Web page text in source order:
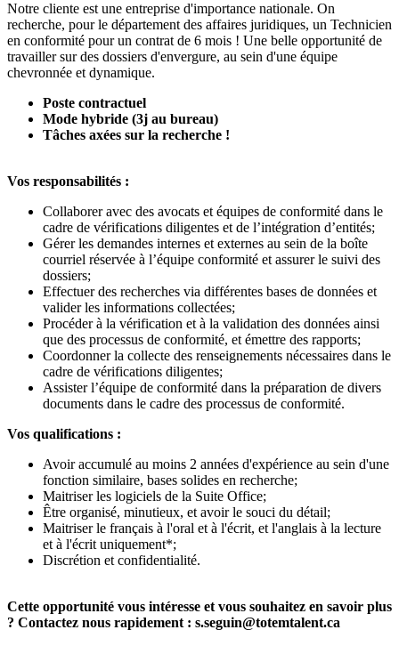
Notre cliente est une entreprise d'importance nationale. On
recherche, pour le département des affaires juridiques, un Technicien
en conformité pour un contrat de 6 mois ! Une belle opportunité de
travailler sur des dossiers d'envergure, au sein d'une équipe
chevronnée et dynamique.
Poste contractuel
Mode hybride (3j au bureau)
Tâches axées sur la recherche !
Vos responsabilités :
Collaborer avec des avocats et équipes de conformité dans le
cadre de vérifications diligentes et de l’intégration d’entités;
Gérer les demandes internes et externes au sein de la boîte
courriel réservée à l’équipe conformité et assurer le suivi des
dossiers;
Effectuer des recherches via différentes bases de données et
valider les informations collectées;
Procéder à la vérification et à la validation des données ainsi
que des processus de conformité, et émettre des rapports;
Coordonner la collecte des renseignements nécessaires dans le
cadre de vérifications diligentes;
Assister l’équipe de conformité dans la préparation de divers
documents dans le cadre des processus de conformité.
Vos qualifications :
Avoir accumulé au moins 2 années d'expérience au sein d'une
fonction similaire, bases solides en recherche;
Maitriser les logiciels de la Suite Office;
Être organisé, minutieux, et avoir le souci du détail;
Maitriser le français à l'oral et à l'écrit, et l'anglais à la lecture
et à l'écrit uniquement*;
Discrétion et confidentialité.
Cette opportunité vous intéresse et vous souhaitez en savoir plus
? Contactez nous rapidement : s.seguin@totemtalent.ca